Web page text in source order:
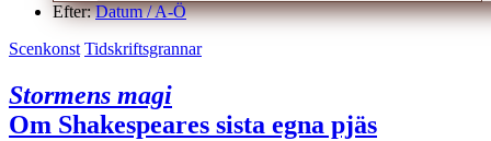
Efter:Datum /A-Ö
Scenkonst Tidskriftsgrannar
Stormens magi
Om Shakespeares sista egna pjäs